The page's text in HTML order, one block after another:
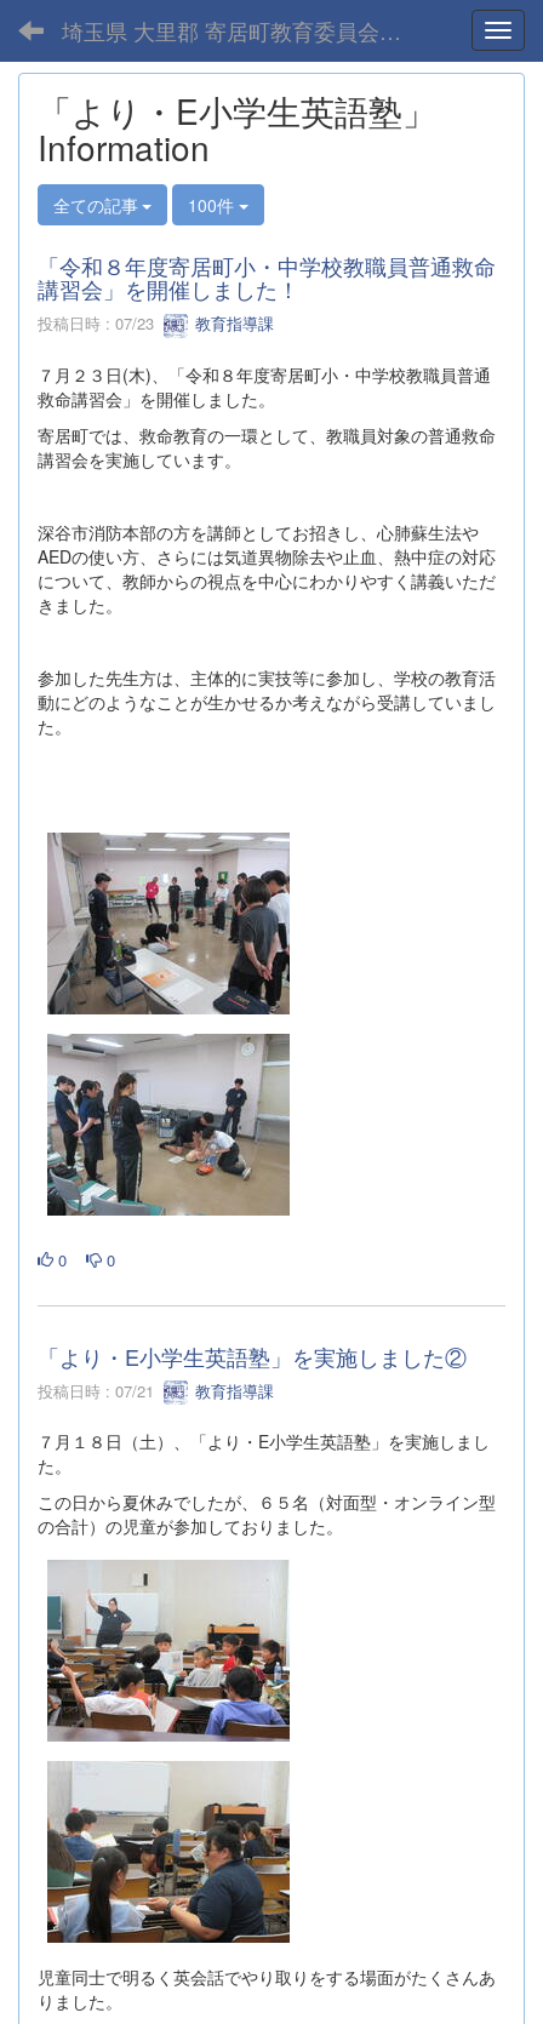
埼玉県 大里郡 寄居町教育委員会-home
「より・E小学生英語塾」
Information
全ての記事 100件
「令和８年度寄居町小・中学校教職員普通救命
講習会」を開催しました！
投稿日時 : 07/23 教育指導課
７月２３日(木)、「令和８年度寄居町小・中学校教職員普通
救命講習会」を開催しました。
寄居町では、救命教育の一環として、教職員対象の普通救命
講習会を実施しています。
深谷市消防本部の方を講師としてお招きし、心肺蘇生法や
AEDの使い方、さらには気道異物除去や止血、熱中症の対応
について、教師からの視点を中心にわかりやすく講義いただ
きました。
参加した先生方は、主体的に実技等に参加し、学校の教育活
動にどのようなことが生かせるか考えながら受講していまし
た。
0 0
「より・E小学生英語塾」を実施しました②
投稿日時 : 07/21 教育指導課
７月１８日（土）、「より・E小学生英語塾」を実施しまし
た。
この日から夏休みでしたが、６５名（対面型・オンライン型
の合計）の児童が参加しておりました。
児童同士で明るく英会話でやり取りをする場面がたくさんあ
りました。